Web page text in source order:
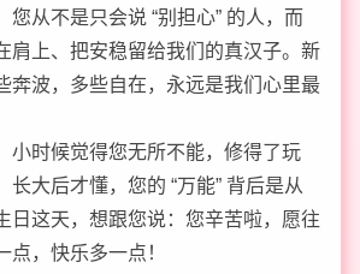
您从不是只会说 “别担心” 的人，而
肩上、把安稳留给我们的真汉子。新
奔波，多些自在，永远是我们心里最
小时候觉得您无所不能，修得了玩
长大后才懂，您的 “万能” 背后是从
日这天，想跟您说：您辛苦啦，愿往
点，快乐多一点！